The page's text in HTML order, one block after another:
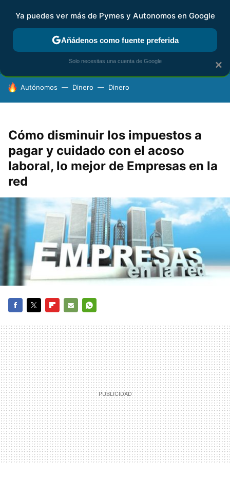
FISCALIDAD Y CONTABILIDAD KIT DIGITAL RENTA
HOY SE HABLA DE
Autónomos Dinero Dinero
Cómo disminuir los impuestos a
pagar y cuidado con el acoso
laboral, lo mejor de Empresas en la
red
MAIL
×
Ya puedes ver más de Pymes y Autonomos en Google
Añádenos como fuente preferida
Solo necesitas una cuenta de Google